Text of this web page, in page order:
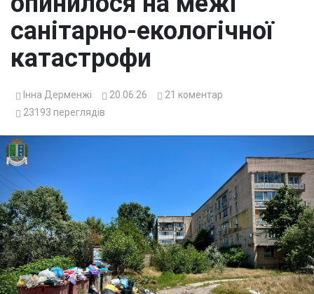
санітарно-екологічної
катастрофи
Інна Дерменжі 20.06.26 21 коментар
23193 переглядів